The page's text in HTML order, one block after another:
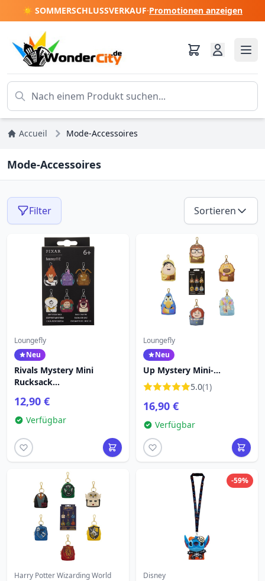
☀️ SOMMERSCHLUSSVERKAUF·Promotionen anzeigen
Accueil Mode-Accessoires
Mode-Accessoires
Filter Sortieren
Loungefly
Neu
Rivals Mystery Mini
Rucksack
- Disney Pixar Loungefly
12,90 €
Verfügbar
Loungefly
Neu
Up Mystery Mini-
Rucksack-
Schlüsselanhänger -
Disney-Pixar Loungefly
5.0(1)
16,90 €
Verfügbar
Harry Potter Wizarding World
-59%
Disney